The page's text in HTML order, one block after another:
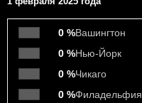
0 %Вашингтон
0 %Нью-Йорк
0 %Чикаго
0 %Филадельфия